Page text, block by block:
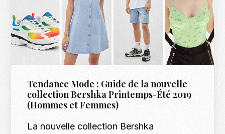
Tendance Mode : Guide de la nouvelle
collection Bershka Printemps-Été 2019
(Hommes et Femmes)
La nouvelle collection Bershka